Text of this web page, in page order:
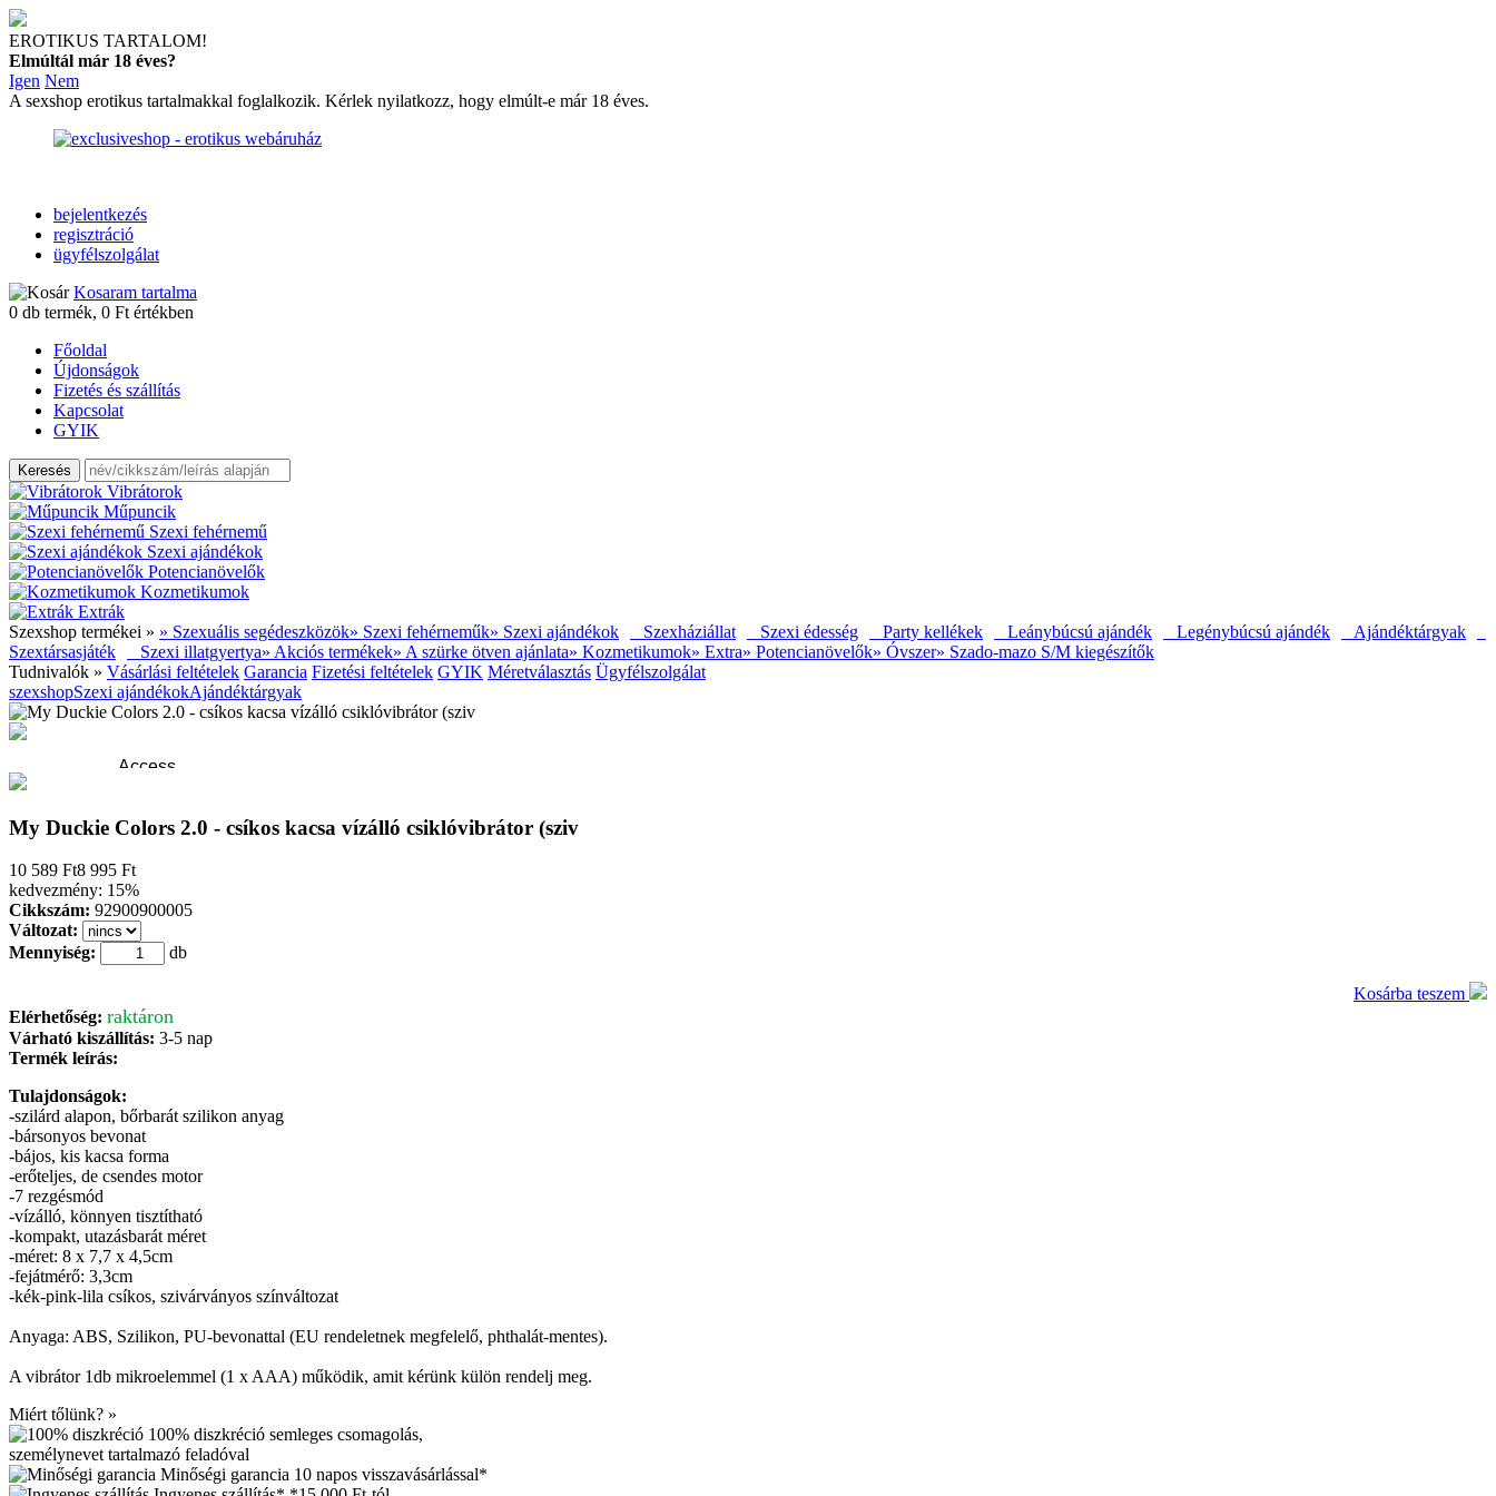
EROTIKUS TARTALOM!
Elmúltál már 18 éves?
Igen Nem
A sexshop erotikus tartalmakkal foglalkozik. Kérlek nyilatkozz, hogy elmúlt-e már 18 éves.
bejelentkezés
regisztráció
ügyfélszolgálat
Kosaram tartalma
0 db termék, 0 Ft értékben
Főoldal
Újdonságok
Fizetés és szállítás
Kapcsolat
GYIK
Vibrátorok
Műpuncik
Szexi fehérnemű
Szexi ajándékok
Potencianövelők
Kozmetikumok
Extrák
Szexshop termékei » » Szexuális segédeszközök» Szexi fehérneműk» Szexi ajándékok Szexháziállat Szexi édesség Party kellékek Leánybúcsú ajándék Legénybúcsú ajándék
Ajándéktárgyak
Szextársasjáték
Szexi illatgyertya» Akciós termékek» A szürke ötven ajánlata» Kozmetikumok» Extra» Potencianövelők» Óvszer» Szado-mazo S/M kiegészítők
Tudnivalók » Vásárlási feltételek Garancia Fizetési feltételek GYIK Méretválasztás Ügyfélszolgálat
szexshopSzexi ajándékokAjándéktárgyak
My Duckie Colors 2.0 - csíkos kacsa vízálló csiklóvibrátor (sziv
10 589 Ft8 995 Ft
kedvezmény: 15%
Cikkszám: 92900900005
Változat:
Mennyiség:
db
Kosárba teszem
Elérhetőség: raktáron
Várható kiszállítás: 3-5 nap
Termék leírás:
Tulajdonságok:
-szilárd alapon, bőrbarát szilikon anyag
-bársonyos bevonat
-bájos, kis kacsa forma
-erőteljes, de csendes motor
-7 rezgésmód
-vízálló, könnyen tisztítható
-kompakt, utazásbarát méret
-méret: 8 x 7,7 x 4,5cm
-fejátmérő: 3,3cm
-kék-pink-lila csíkos, szivárványos színváltozat
Anyaga: ABS, Szilikon, PU-bevonattal (EU rendeletnek megfelelő, phthalát-mentes).
A vibrátor 1db mikroelemmel (1 x AAA) működik, amit kérünk külön rendelj meg.
Miért tőlünk? »
100% diszkréció semleges csomagolás,
személynevet tartalmazó feladóval
Minőségi garancia 10 napos visszavásárlással*